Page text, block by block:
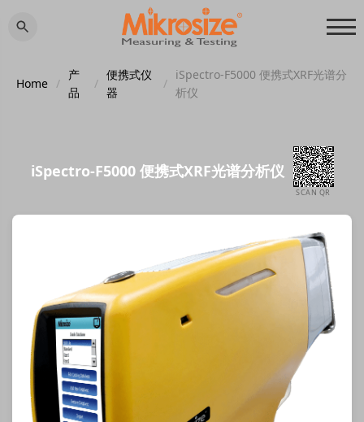
Home /
产
品
/
便携式仪
器
/
iSpectro-F5000 便携式XRF光谱分
析仪
iSpectro-F5000 便携式XRF光谱分析仪
SCAN QR